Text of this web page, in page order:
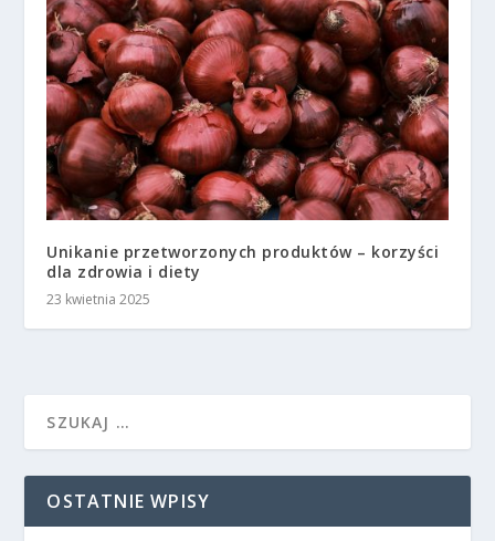
Unikanie przetworzonych produktów – korzyści
dla zdrowia i diety
23 kwietnia 2025
OSTATNIE WPISY